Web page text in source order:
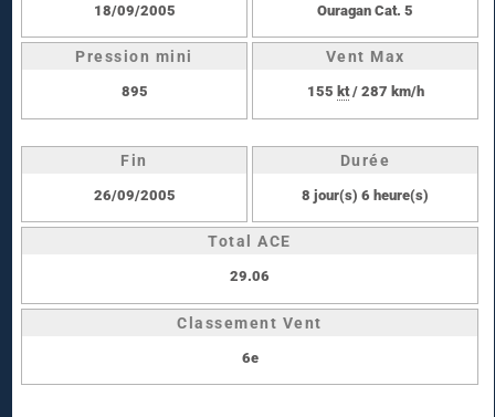
18/09/2005 Ouragan Cat. 5
Pression mini
895
Vent Max
155 kt/ 287 km/h
Fin
26/09/2005
Durée
8 jour(s) 6 heure(s)
Total ACE
29.06
Classement Vent
6e